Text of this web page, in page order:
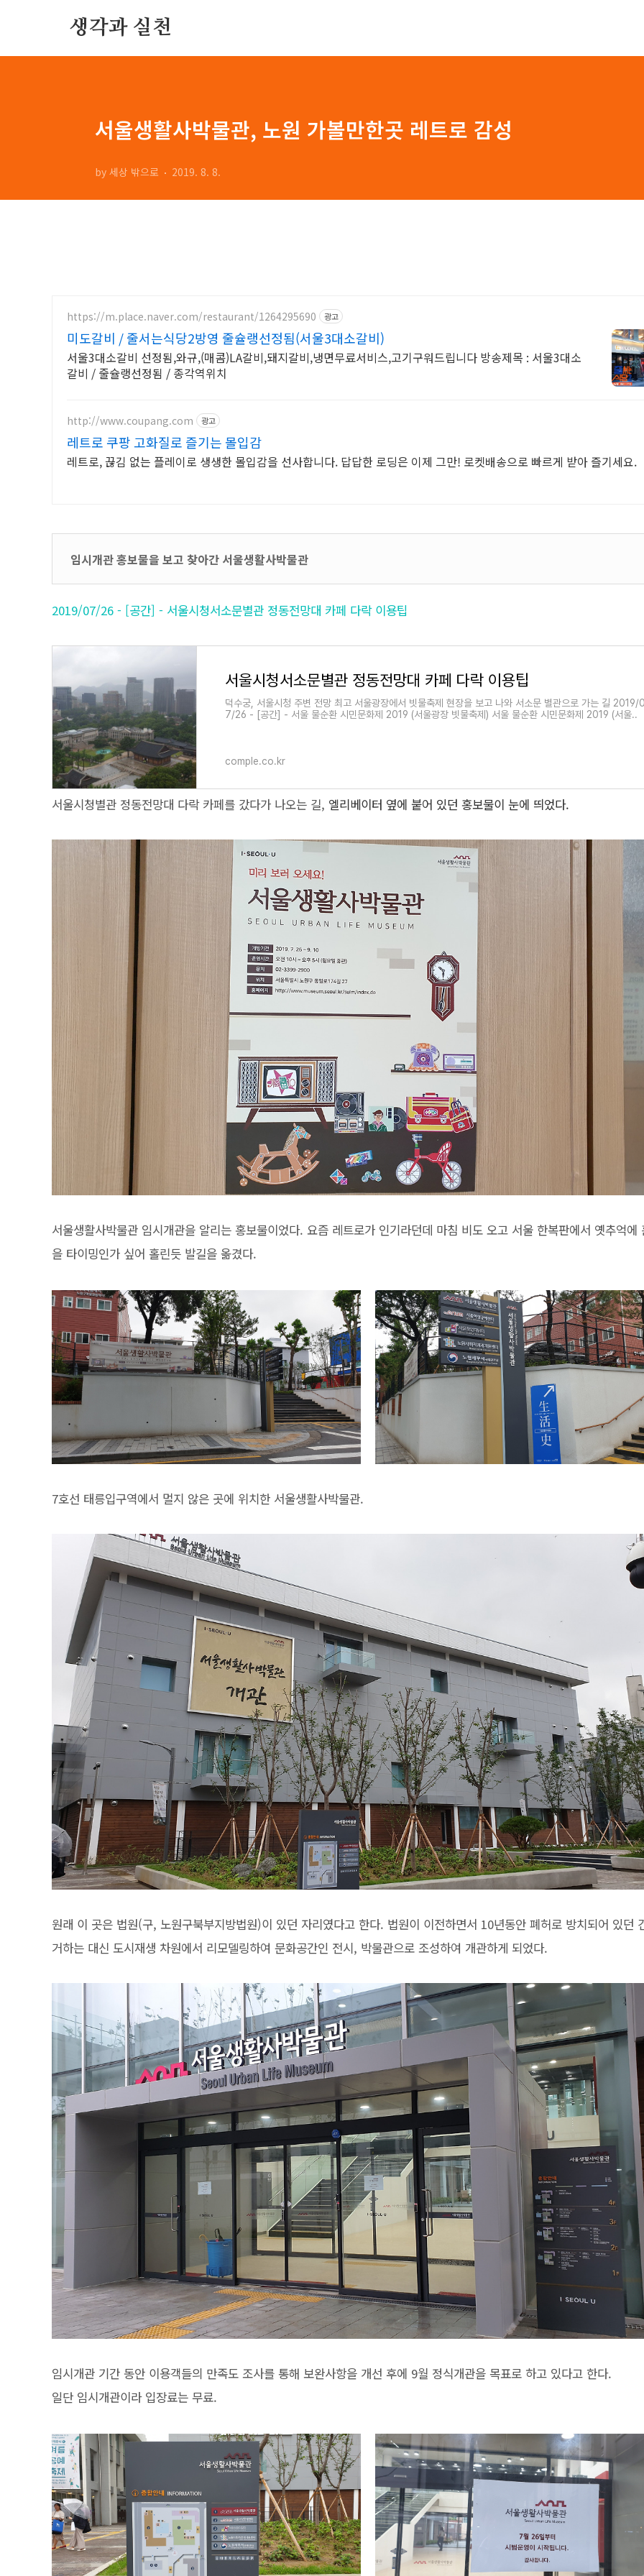
생각과 실천
서울생활사박물관, 노원 가볼만한곳 레트로 감성
by 세상 밖으로 2019. 8. 8.
https://m.place.naver.com/restaurant/1264295690 광고
미도갈비 / 줄서는식당2방영 줄슐랭선정됨(서울3대소갈비)
서울3대소갈비 선정됨,와규,(매콤)LA갈비,돼지갈비,냉면무료서비스,고기구워드립니다 방송제목 : 서울3대소
갈비 / 줄슐랭선정됨 / 종각역위치
http://www.coupang.com 광고
레트로 쿠팡 고화질로 즐기는 몰입감
레트로, 끊김 없는 플레이로 생생한 몰입감을 선사합니다. 답답한 로딩은 이제 그만! 로켓배송으로 빠르게 받아 즐기세요.
임시개관 홍보물을 보고 찾아간 서울생활사박물관
2019/07/26 - [공간] - 서울시청서소문별관 정동전망대 카페 다락 이용팁
서울시청서소문별관 정동전망대 카페 다락 이용팁
덕수궁, 서울시청 주변 전망 최고 서울광장에서 빗물축제 현장을 보고 나와 서소문 별관으로 가는 길 2019/
7/26 - [공간] - 서울 물순환 시민문화제 2019 (서울광장 빗물축제) 서울 물순환 시민문화제 2019 (서울..
comple.co.kr
서울시청별관 정동전망대 다락 카페를 갔다가 나오는 길, 엘리베이터 옆에 붙어 있던 홍보물이 눈에 띄었다.
서울생활사박물관 임시개관을 알리는 홍보물이었다. 요즘 레트로가 인기라던데 마침 비도 오고 서울 한복판에서 옛추억에
을 타이밍인가 싶어 홀린듯 발길을 옮겼다.
7호선 태릉입구역에서 멀지 않은 곳에 위치한 서울생활사박물관.
원래 이 곳은 법원(구, 노원구북부지방법원)이 있던 자리였다고 한다. 법원이 이전하면서 10년동안 폐허로 방치되어 있던
거하는 대신 도시재생 차원에서 리모델링하여 문화공간인 전시, 박물관으로 조성하여 개관하게 되었다.
임시개관 기간 동안 이용객들의 만족도 조사를 통해 보완사항을 개선 후에 9월 정식개관을 목표로 하고 있다고 한다.
일단 임시개관이라 입장료는 무료.